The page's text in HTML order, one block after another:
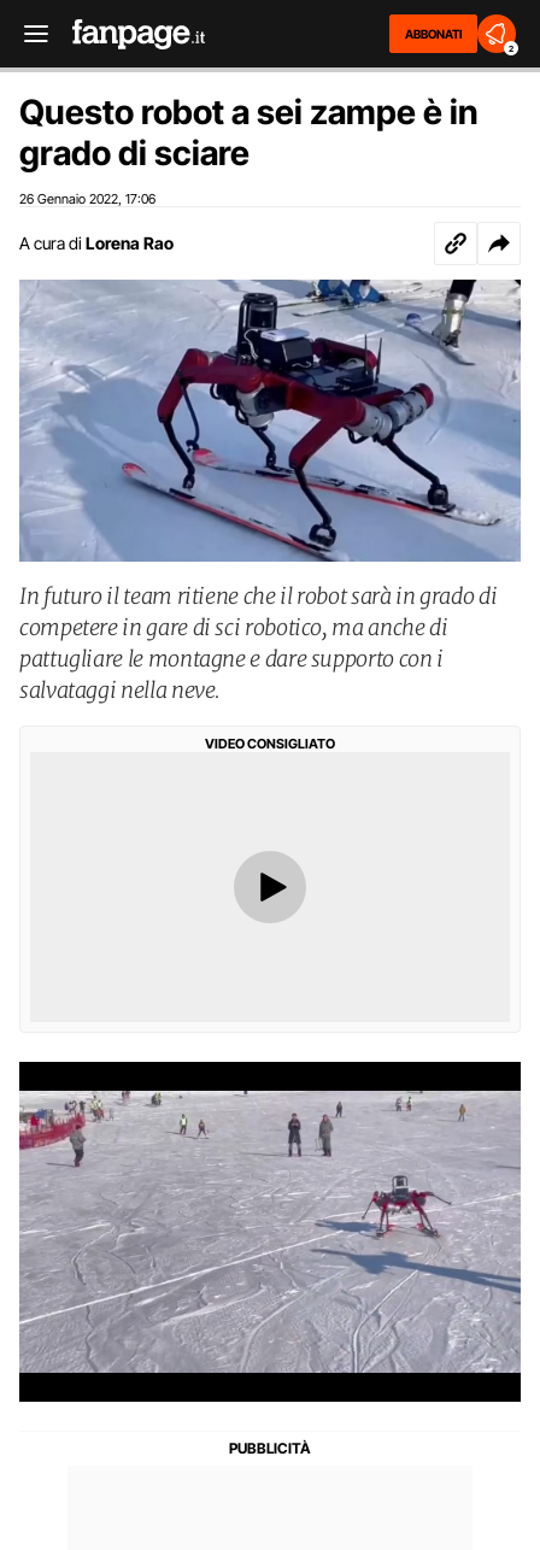
ABBONATI
2
Questo robot a sei zampe è in
grado di sciare
26 Gennaio 2022 17:06
A cura di Lorena Rao
In futuro il team ritiene che il robot sarà in grado di
competere in gare di sci robotico, ma anche di
pattugliare le montagne e dare supporto con i
salvataggi nella neve.
VIDEO CONSIGLIATO